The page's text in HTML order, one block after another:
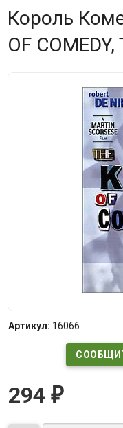
Король
OF COMEDY,
Артикул: 16066
294 ₽